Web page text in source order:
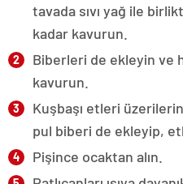
tavada sıvı yağ ile
kadar kavurun.
Biberleri de ekleyin ve
kavurun.
Kuşbaşı etleri
pul biberi de ekleyip,
Pişince ocaktan alın.